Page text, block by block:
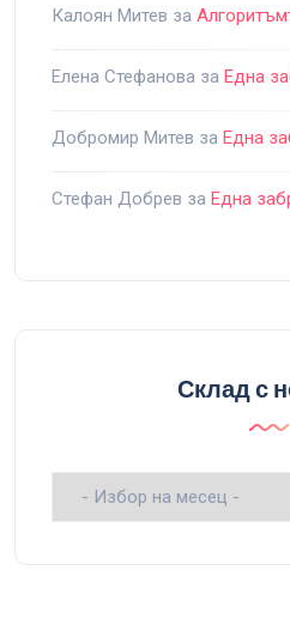
Калоян Митев за
Елена Стефанова за Една
Добромир Митев за Една
Стефан Добрев за Една
Склад с
Склад